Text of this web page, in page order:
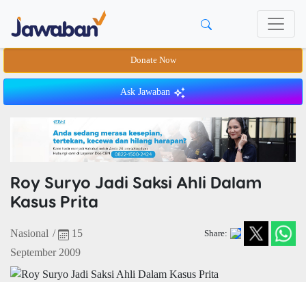
Donate Now
Ask Jawaban
Roy Suryo Jadi Saksi Ahli Dalam
Kasus Prita
Nasional /
15
September 2009
Share: